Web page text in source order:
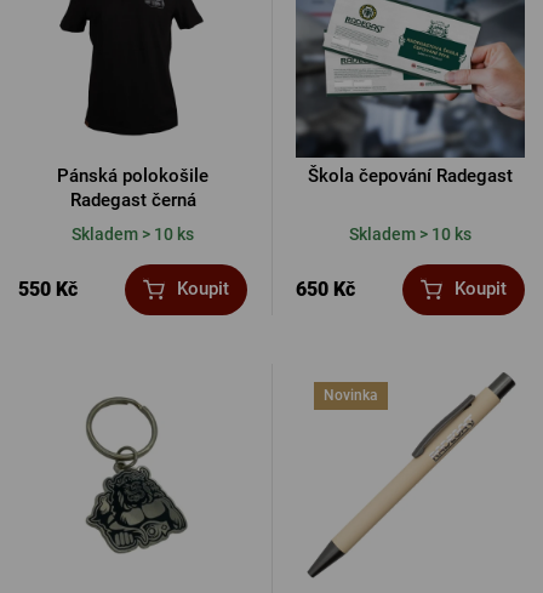
Pánská polokošile
Radegast černá
Skladem > 10 ks
550 Kč Koupit
Škola čepování Radegast
Skladem > 10 ks
650 Kč Koupit
Novinka